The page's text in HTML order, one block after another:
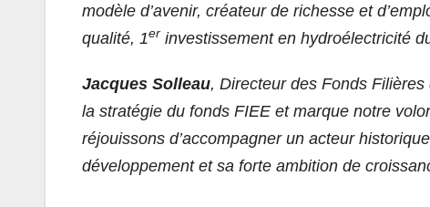
modèle d’avenir, créateur de richesse et
qualité, 1er investissement en hydroélectricité
Jacques Solleau, Directeur des Fonds
la stratégie du fonds FIEE et marque notre
réjouissons d’accompagner un acteur
développement et sa forte ambition de